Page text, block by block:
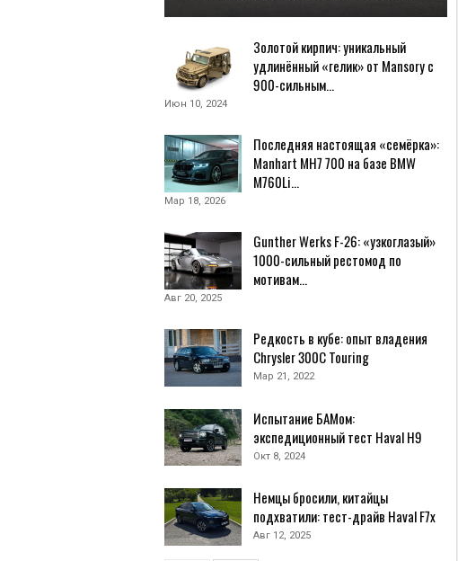
Золотой кирпич: уникальный
удлинённый «гелик» от Mansory с
900-сильным…
Июн 10, 2024
Последняя настоящая «семёрка»:
Manhart MH7 700 на базе BMW
M760Li…
Мар 18, 2026
Gunther Werks F-26: «узкоглазый»
1000-сильный рестомод по
мотивам…
Авг 20, 2025
Редкость в кубе: опыт владения
Chrysler 300С Touring
Мар 21, 2022
Испытание БАМом:
экспедиционный тест Haval H9
Окт 8, 2024
Немцы бросили, китайцы
подхватили: тест-драйв Haval F7x
Авг 12, 2025